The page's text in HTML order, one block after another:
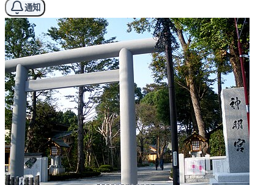
通知